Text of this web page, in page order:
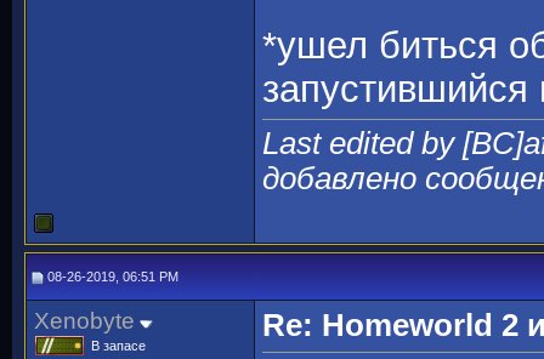
*ушел биться
запустившийся
Last edited by
добавлено
08-26-2019, 06:51 PM
Xenobyte
В запасе
Re: Homeworld 2